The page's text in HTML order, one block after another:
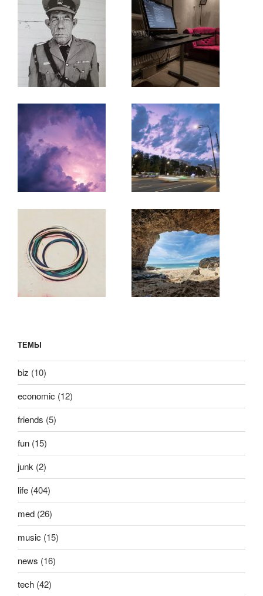
ТЕМЫ
biz (10)
economic (12)
friends (5)
fun (15)
junk (2)
life (404)
med (26)
music (15)
news (16)
tech (42)